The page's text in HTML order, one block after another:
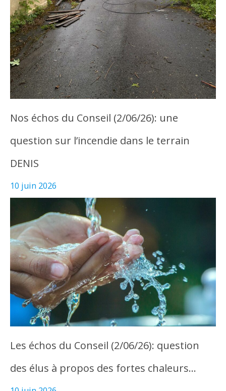
Nos échos du Conseil (2/06/26): une
question sur l’incendie dans le terrain
DENIS
10 juin 2026
Les échos du Conseil (2/06/26): question
des élus à propos des fortes chaleurs…